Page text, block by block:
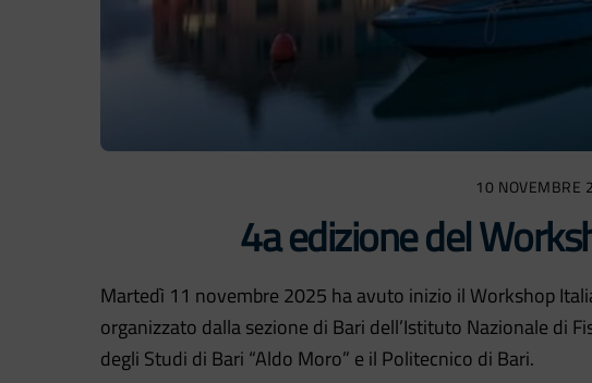
10 NOVEMBRE
4a edizione del
Martedì 11 novembre 2025 ha avuto inizio il Workshop
organizzato dalla sezione di Bari dell’Istituto Nazionale di
degli Studi di Bari “Aldo Moro” e il Politecnico di Bari.